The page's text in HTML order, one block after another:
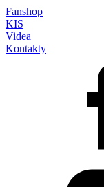
Fanshop
KIS
Videa
Kontakty